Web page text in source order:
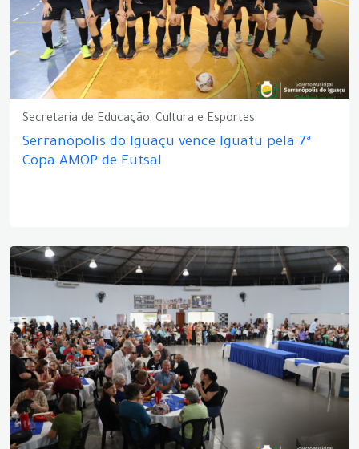
Secretaria de Educação, Cultura e Esportes
Serranópolis do Iguaçu vence Iguatu pela 7ª
Copa AMOP de Futsal